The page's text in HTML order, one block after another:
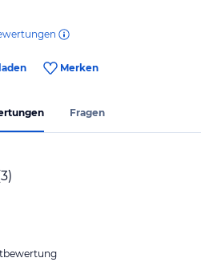
Merken
Fragen
3)